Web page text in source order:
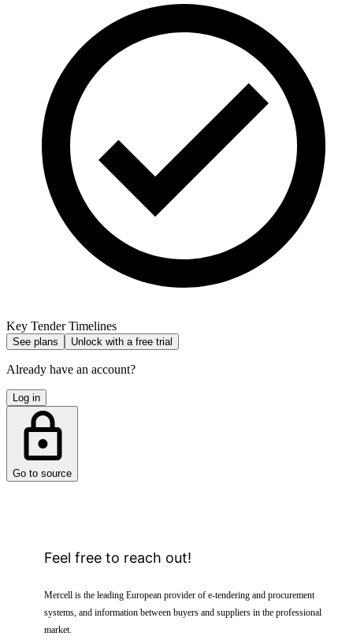
Key Tender Timelines
See plans Unlock with a free trial
Already have an account?
Log in
Go to source
Feel free to reach out!
Mercell is the leading European provider of e-tendering and procurement
systems, and information between buyers and suppliers in the professional
market.